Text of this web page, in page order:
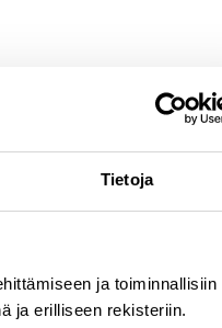
Tietoja
ja toiminnallisiin
ja erilliseen rekisteriin.